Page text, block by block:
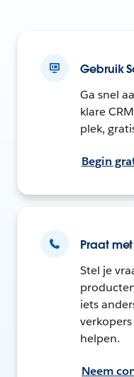
Gebruik
Ga snel
klare
plek,
Begin
Praat
Stel je
iets
helpen.
Neem